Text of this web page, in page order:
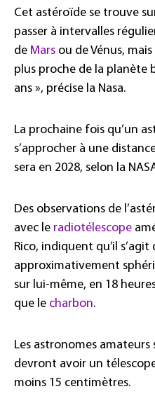
Cet astéroïde se trouve
passer à intervalles
de Mars ou de Vénus,
plus proche de la planète
ans », précise la Nasa.
La prochaine fois qu’un
s’approcher à une
sera en 2028, selon la
Des observations de
avec le radiotélescope
Rico, indiquent qu’il
approximativement
sur lui-même, en 18
que le charbon.
Les astronomes amateurs
devront avoir un
moins 15 centimètres.